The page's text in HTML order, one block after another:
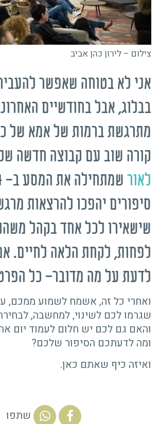
צילום – לירון כהן אביב
אני לא בטוחה שאפשר
בבלוג, אבל בחודשיים
מתרגשת ברמות של אמא של
קורה שוב עם קבוצה חדשה
לאור
סיפורים יהפכו להרצאות
שישאירו לכל אחד בקהל
לפחות, לקחת הלאה לחיים.
לדעת על מה מדובר- כל
ואחרי כל זה, אשמח לשמוע ממכם,
שגרמו לכם לשינוי, למחשבה,
והאם גם לכם יש חלום לעמוד יום
ומה לדעתכם הסיפור שלכם?
ואיזה כיף שאתם כאן.
שתפו